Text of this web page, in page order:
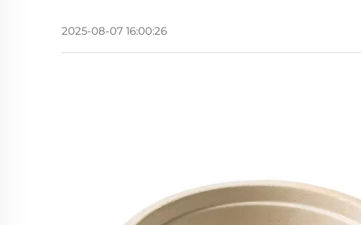
2025-08-07 16:00:26